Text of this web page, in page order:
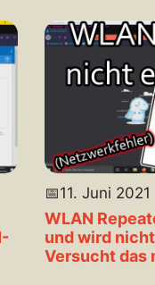
📅11. Juni 2021
WLAN
und wird
Versucht das